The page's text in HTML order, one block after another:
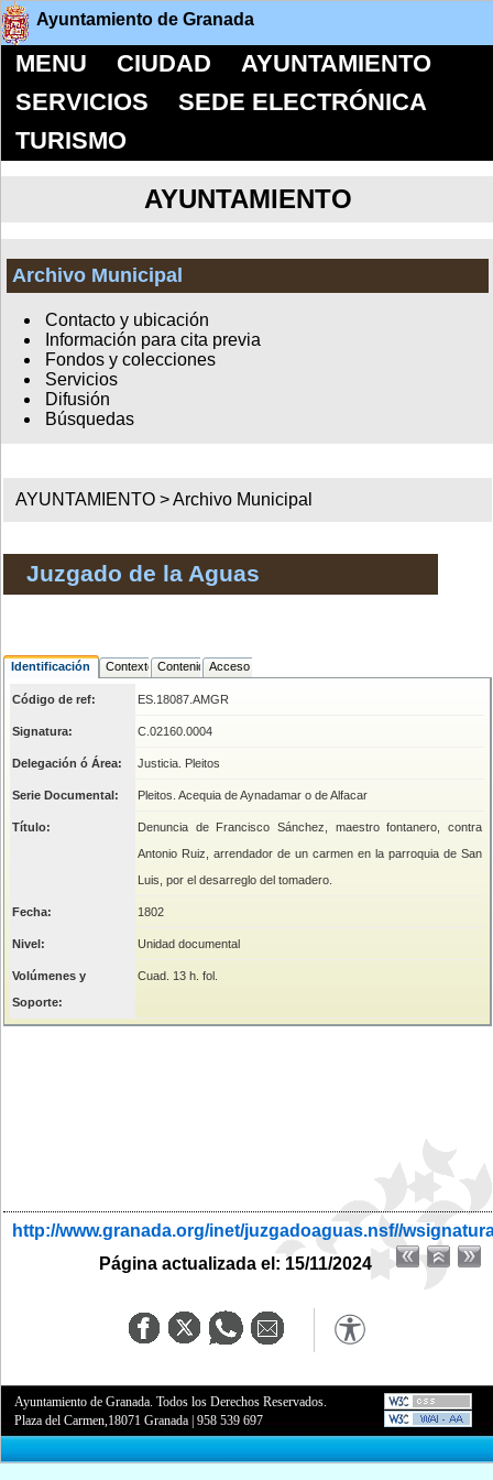
Ayuntamiento de Granada
MENU CIUDAD
AYUNTAMIENTO
SERVICIOS
SEDE ELECTRÓNICA
TURISMO
AYUNTAMIENTO
Archivo Municipal
Contacto y ubicación
Información para cita previa
Fondos y colecciones
Servicios
Difusión
Búsquedas
AYUNTAMIENTO >Archivo Municipal
Juzgado de la Aguas
Identificación Contexto ContenidoAcceso
Código de ref: ES.18087.AMGR
Signatura: C.02160.0004
Delegación ó Área: Justicia. Pleitos
Serie Documental: Pleitos. Acequia de Aynadamar o de Alfacar
Título:
Denuncia de Francisco Sánchez, maestro fontanero, contra
Antonio Ruiz, arrendador de un carmen en la parroquia de San
Luis, por el desarreglo del tomadero.
Fecha: 1802
Nivel: Unidad documental
Volúmenes y
Soporte:
Cuad. 13 h. fol.
http://www.granada.org/inet/juzgadoaguas.nsf//
Página actualizada el: 15/11/2024
Ayuntamiento de Granada. Todos los Derechos Reservados.
Plaza del Carmen,18071 Granada |958 539 697